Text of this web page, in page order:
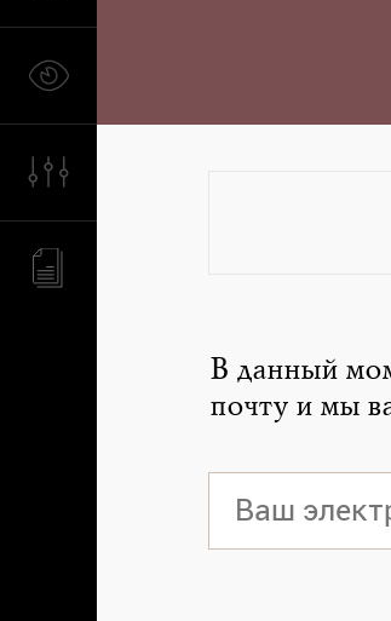
В данный
почту и мы